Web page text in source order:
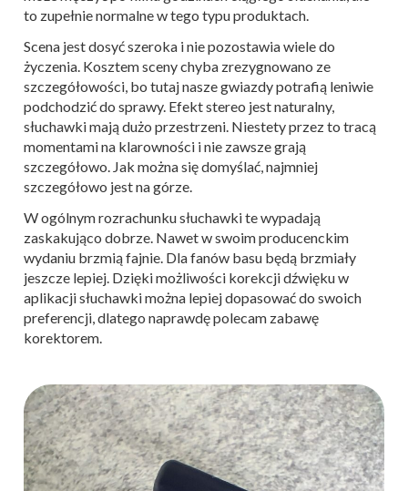
to zupełnie normalne w tego typu produktach.
Scena jest dosyć szeroka i nie pozostawia wiele do
życzenia. Kosztem sceny chyba zrezygnowano ze
szczegółowości, bo tutaj nasze gwiazdy potrafią leniwie
podchodzić do sprawy. Efekt stereo jest naturalny,
słuchawki mają dużo przestrzeni. Niestety przez to tracą
momentami na klarowności i nie zawsze grają
szczegółowo. Jak można się domyślać, najmniej
szczegółowo jest na górze.
W ogólnym rozrachunku słuchawki te wypadają
zaskakująco dobrze. Nawet w swoim producenckim
wydaniu brzmią fajnie. Dla fanów basu będą brzmiały
jeszcze lepiej. Dzięki możliwości korekcji dźwięku w
aplikacji słuchawki można lepiej dopasować do swoich
preferencji, dlatego naprawdę polecam zabawę
korektorem.